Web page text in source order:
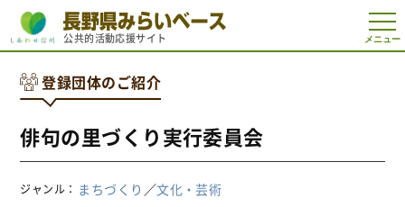
t
o
g
公共的活動応援サイト
登録団体のご紹介
俳句の里づくり実行委員会
ジャンル まちづくり ／文化・芸術